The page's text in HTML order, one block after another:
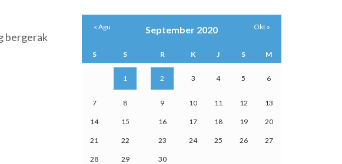
bergerak
September 2020
S S R K J S M
1 2 3 4 5 6
7 8 9 10 11 12 13
14 15 16 17 18 19 20
21 22 23 24 25 26 27
28 29 30
« Agu Okt »